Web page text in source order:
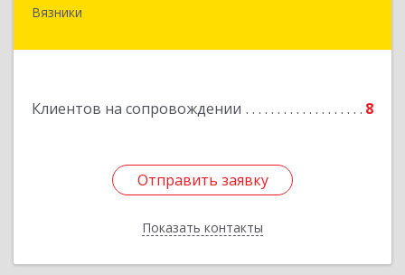
Вязники
Клиентов на сопровождении 8
Отправить заявку
Показать контакты
Отправить заявку
Назад